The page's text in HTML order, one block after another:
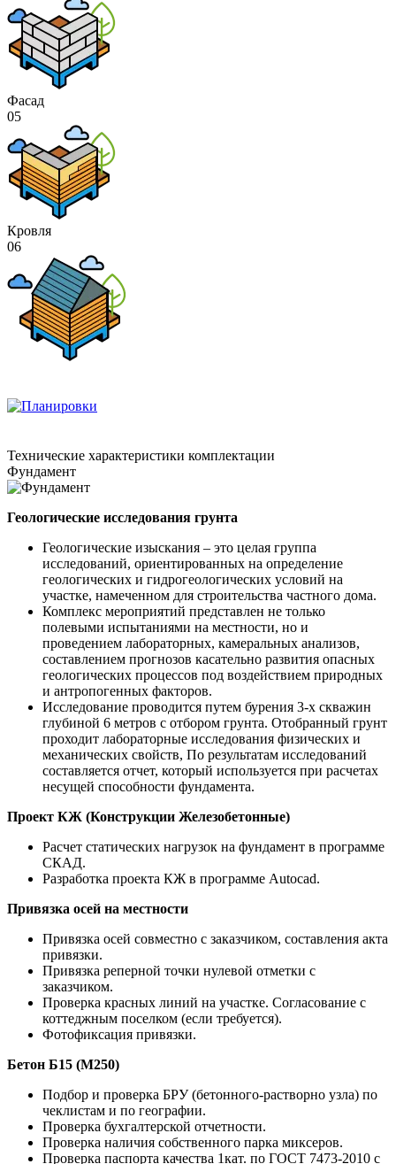
Фасад
05
Кровля
06
Технические характеристики комплектации
Фундамент
Геологические исследования грунта
Геологические изыскания – это целая группа
исследований, ориентированных на определение
геологических и гидрогеологических условий на
участке, намеченном для строительства частного дома.
Комплекс мероприятий представлен не только
полевыми испытаниями на местности, но и
проведением лабораторных, камеральных анализов,
составлением прогнозов касательно развития опасных
геологических процессов под воздействием природных
и антропогенных факторов.
Исследование проводится путем бурения 3-х скважин
глубиной 6 метров с отбором грунта. Отобранный грунт
проходит лабораторные исследования физических и
механических свойств, По результатам исследований
составляется отчет, который используется при расчетах
несущей способности фундамента.
Проект КЖ (Конструкции Железобетонные)
Расчет статических нагрузок на фундамент в программе
СКАД.
Разработка проекта КЖ в программе Autocad.
Привязка осей на местности
Привязка осей совместно с заказчиком, составления акта
привязки.
Привязка реперной точки нулевой отметки с
заказчиком.
Проверка красных линий на участке. Согласование с
коттеджным поселком (если требуется).
Фотофиксация привязки.
Бетон Б15 (М250)
Подбор и проверка БРУ (бетонного-растворно узла) по
чеклистам и по географии.
Проверка бухгалтерской отчетности.
Проверка наличия собственного парка миксеров.
Проверка паспорта качества 1кат. по ГОСТ 7473-2010 с